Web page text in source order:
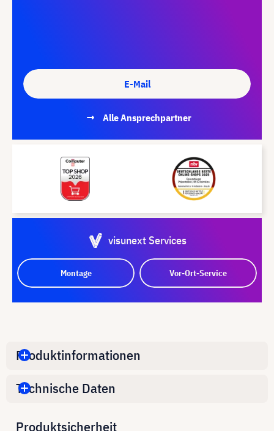
E-Mail
Alle Ansprechpartner
visunext Services
Montage Vor-Ort-Service
Produktinformationen
Technische Daten
Produktsicherheit